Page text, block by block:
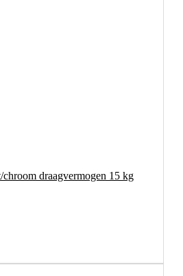
draagvermogen 15 kg